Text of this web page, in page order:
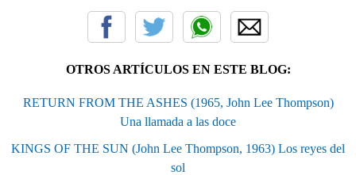
OTROS ARTÍCULOS EN ESTE BLOG:
RETURN FROM THE ASHES (1965, John Lee Thompson)
Una llamada a las doce
KINGS OF THE SUN (John Lee Thompson, 1963) Los reyes del
sol